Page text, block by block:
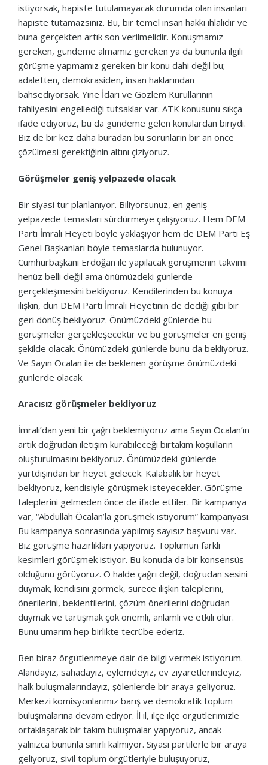
istiyorsak, hapiste tutulamayacak durumda olan insanları
hapiste tutamazsınız. Bu, bir temel insan hakkı ihlalidir ve
buna gerçekten artık son verilmelidir. Konuşmamız
gereken, gündeme almamız gereken ya da bununla ilgili
görüşme yapmamız gereken bir konu dahi değil bu;
adaletten, demokrasiden, insan haklarından
bahsediyorsak. Yine İdari ve Gözlem Kurullarının
tahliyesini engellediği tutsaklar var. ATK konusunu sıkça
ifade ediyoruz, bu da gündeme gelen konulardan biriydi.
Biz de bir kez daha buradan bu sorunların bir an önce
çözülmesi gerektiğinin altını çiziyoruz.
Görüşmeler geniş yelpazede olacak
Bir siyasi tur planlanıyor. Biliyorsunuz, en geniş
yelpazede temasları sürdürmeye çalışıyoruz. Hem DEM
Parti İmralı Heyeti böyle yaklaşıyor hem de DEM Parti Eş
Genel Başkanları böyle temaslarda bulunuyor.
Cumhurbaşkanı Erdoğan ile yapılacak görüşmenin takvimi
henüz belli değil ama önümüzdeki günlerde
gerçekleşmesini bekliyoruz. Kendilerinden bu konuya
ilişkin, dün DEM Parti İmralı Heyetinin de dediği gibi bir
geri dönüş bekliyoruz. Önümüzdeki günlerde bu
görüşmeler gerçekleşecektir ve bu görüşmeler en geniş
şekilde olacak. Önümüzdeki günlerde bunu da bekliyoruz.
Ve Sayın Öcalan ile de beklenen görüşme önümüzdeki
günlerde olacak.
Aracısız görüşmeler bekliyoruz
İmralı’dan yeni bir çağrı beklemiyoruz ama Sayın Öcalan’ın
artık doğrudan iletişim kurabileceği birtakım koşulların
oluşturulmasını bekliyoruz. Önümüzdeki günlerde
yurtdışından bir heyet gelecek. Kalabalık bir heyet
bekliyoruz, kendisiyle görüşmek isteyecekler. Görüşme
taleplerini gelmeden önce de ifade ettiler. Bir kampanya
var, “Abdullah Öcalan’la görüşmek istiyorum” kampanyası.
Bu kampanya sonrasında yapılmış sayısız başvuru var.
Biz görüşme hazırlıkları yapıyoruz. Toplumun farklı
kesimleri görüşmek istiyor. Bu konuda da bir konsensüs
olduğunu görüyoruz. O halde çağrı değil, doğrudan sesini
duymak, kendisini görmek, sürece ilişkin taleplerini,
önerilerini, beklentilerini, çözüm önerilerini doğrudan
duymak ve tartışmak çok önemli, anlamlı ve etkili olur.
Bunu umarım hep birlikte tecrübe ederiz.
Ben biraz örgütlenmeye dair de bilgi vermek istiyorum.
Alandayız, sahadayız, eylemdeyiz, ev ziyaretlerindeyiz,
halk buluşmalarındayız, şölenlerde bir araya geliyoruz.
Merkezi komisyonlarımız barış ve demokratik toplum
buluşmalarına devam ediyor. İl il, ilçe ilçe örgütlerimizle
ortaklaşarak bir takım buluşmalar yapıyoruz, ancak
yalnızca bununla sınırlı kalmıyor. Siyasi partilerle bir araya
geliyoruz, sivil toplum örgütleriyle buluşuyoruz,